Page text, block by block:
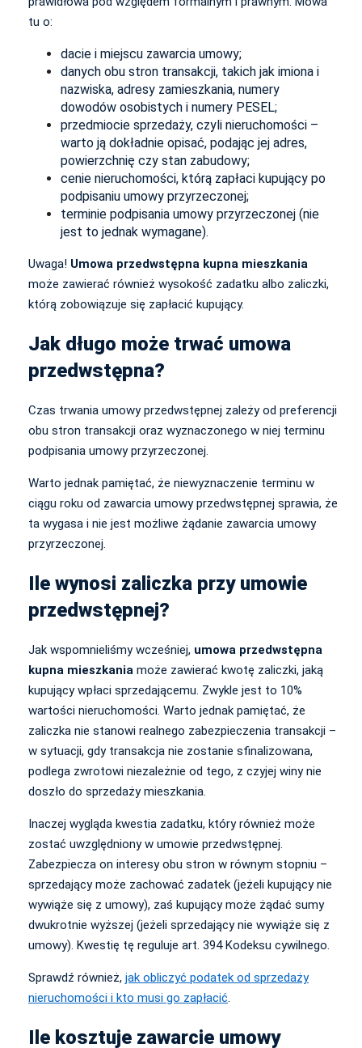
tu o:
dacie i miejscu zawarcia umowy;
danych obu stron transakcji, takich jak imiona i
nazwiska, adresy zamieszkania, numery
dowodów osobistych i numery PESEL;
przedmiocie sprzedaży, czyli nieruchomości –
warto ją dokładnie opisać, podając jej adres,
powierzchnię czy stan zabudowy;
cenie nieruchomości, którą zapłaci kupujący po
podpisaniu umowy przyrzeczonej;
terminie podpisania umowy przyrzeczonej (nie
jest to jednak wymagane).
Uwaga! Umowa przedwstępna kupna mieszkania
może zawierać również wysokość zadatku albo zaliczki,
którą zobowiązuje się zapłacić kupujący.
Jak długo może trwać umowa
przedwstępna?
Czas trwania umowy przedwstępnej zależy od preferencji
obu stron transakcji oraz wyznaczonego w niej terminu
podpisania umowy przyrzeczonej.
Warto jednak pamiętać, że niewyznaczenie terminu w
ciągu roku od zawarcia umowy przedwstępnej sprawia, że
ta wygasa i nie jest możliwe żądanie zawarcia umowy
przyrzeczonej.
Ile wynosi zaliczka przy umowie
przedwstępnej?
Jak wspomnieliśmy wcześniej, umowa przedwstępna
kupna mieszkania może zawierać kwotę zaliczki, jaką
kupujący wpłaci sprzedającemu. Zwykle jest to 10%
wartości nieruchomości. Warto jednak pamiętać, że
zaliczka nie stanowi realnego zabezpieczenia transakcji –
w sytuacji, gdy transakcja nie zostanie sfinalizowana,
podlega zwrotowi niezależnie od tego, z czyjej winy nie
doszło do sprzedaży mieszkania.
Inaczej wygląda kwestia zadatku, który również może
zostać uwzględniony w umowie przedwstępnej.
Zabezpiecza on interesy obu stron w równym stopniu –
sprzedający może zachować zadatek (jeżeli kupujący nie
wywiąże się z umowy), zaś kupujący może żądać sumy
dwukrotnie wyższej (jeżeli sprzedający nie wywiąże się z
umowy). Kwestię tę reguluje art. 394 Kodeksu cywilnego.
Sprawdź również, jak obliczyć podatek od sprzedaży
nieruchomości i kto musi go zapłacić.
Ile kosztuje zawarcie umowy